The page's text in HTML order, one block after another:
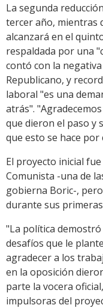
La segunda
tercer año, mientras
alcanzará en el
respaldada por una
contó con la
Republicano, y
laboral "es una
atrás".
que dieron el paso y
que esto se hace por
El proyecto inicial
Comunista -una de
gobierna Boric-,
durante sus
"La política
desafíos que le
agradecer a los
en la oposición
parte la vocera
impulsoras del